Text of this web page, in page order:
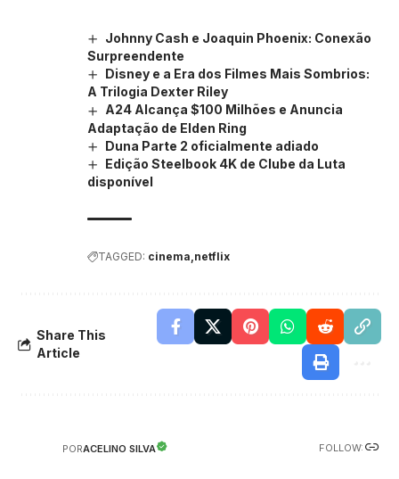
Johnny Cash e Joaquin Phoenix: Conexão
Surpreendente
Disney e a Era dos Filmes Mais Sombrios:
A Trilogia Dexter Riley
A24 Alcança $100 Milhões e Anuncia
Adaptação de Elden Ring
Duna Parte 2 oficialmente adiado
Edição Steelbook 4K de Clube da Luta
disponível
TAGGED: cinema netflix
Share This
Article
PORACELINO SILVA FOLLOW: